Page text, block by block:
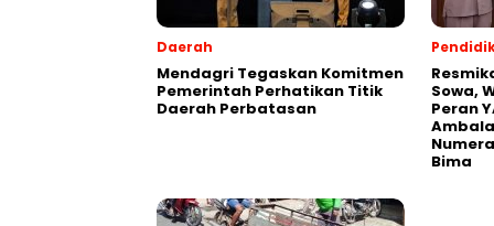
Daerah
Mendagri Tegaskan Komitmen
Pemerintah Perhatikan Titik
Daerah Perbatasan
Sowa,
Peran
Bima